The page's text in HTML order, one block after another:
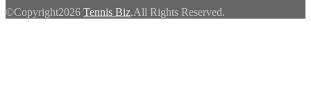
©Copyright2026 Tennis Biz.All Rights Reserved.